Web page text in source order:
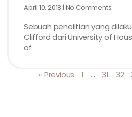
April 10, 2018 No Comments
Sebuah penelitian yang
Clifford dari University of
of
« Previous 1 … 31 32